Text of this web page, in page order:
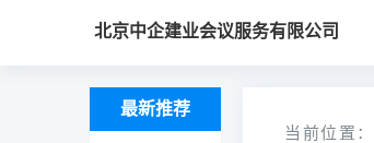
北京中企建业会议服务有限公司
最新推荐
当前位置：